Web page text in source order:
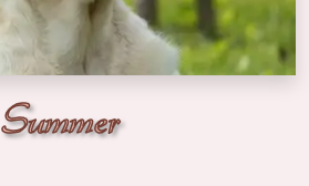
Summer